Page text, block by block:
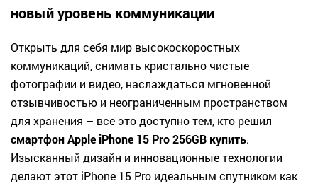
новый уровень коммуникации
Открыть для себя мир высокоскоростных
коммуникаций, снимать кристально чистые
фотографии и видео, наслаждаться мгновенной
отзывчивостью и неограниченным пространством
для хранения – все это доступно тем, кто решил
смартфон Apple iPhone 15 Pro 256GB купить.
Изысканный дизайн и инновационные технологии
делают этот iPhone 15 Pro идеальным спутником как